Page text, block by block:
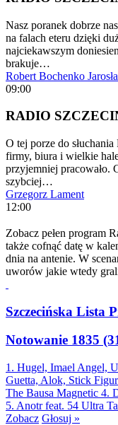
Nasz poranek dobrze
na falach eteru dzięki
najciekawszym
brakuje…
Robert Bochenko
09:00
RADIO
O tej porze do
firmy, biura i wielkie
przyjemniej pracowało.
szybciej…
Grzegorz Lament
12:00
Zobacz pełen program
także cofnąć datę w
dnia na antenie. W
uworów jakie wtedy
Szczecińska Lista
Notowanie 1835
1. Hugel, Imael Angel,
Guetta, Alok, Stick
The Bausa Magnetic 4.
5. Anotr feat. 54 Ultra
Zobacz Głosuj »